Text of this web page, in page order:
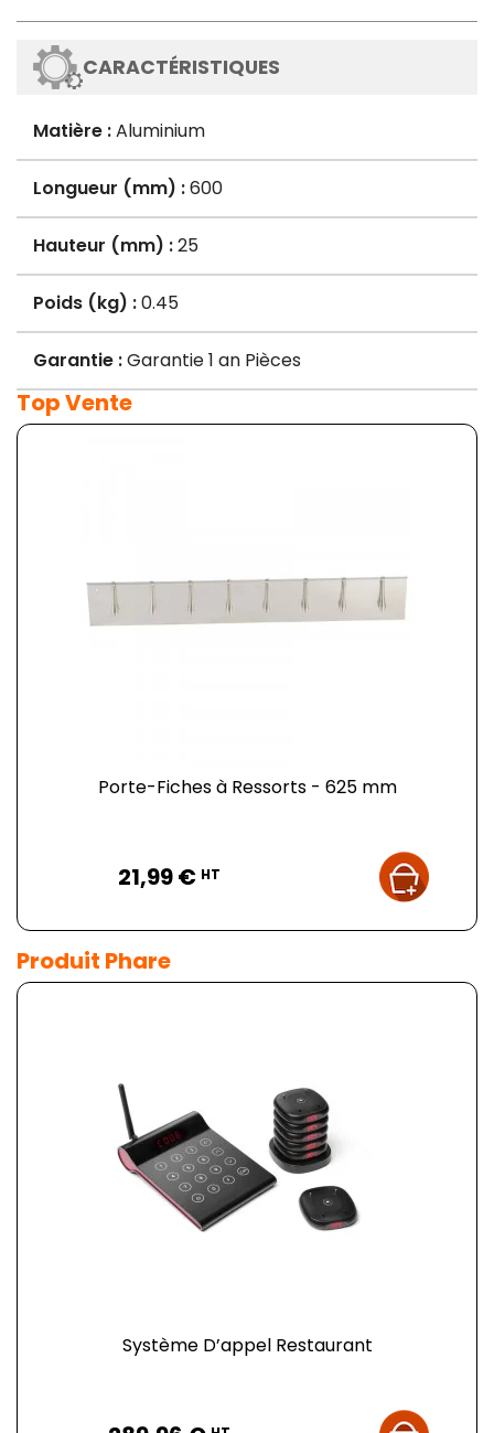
CARACTÉRISTIQUES
Matière :Aluminium
Longueur (mm) :600
Hauteur (mm) :25
Poids (kg) :0.45
Garantie :Garantie 1 an Pièces
Top Vente
Porte-Fiches à Ressorts - 625 mm
21,99 € HT
Produit Phare
Système D’appel Restaurant